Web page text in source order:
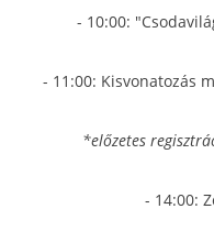
- 10:00:
- 11:00: Kisvonatozás
*előzetes
- 14:00: